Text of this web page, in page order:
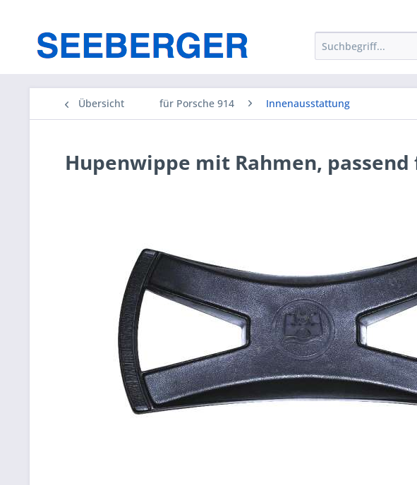
Übersicht für Porsche 914 Innenausstattung
Hupenwippe mit Rahmen, passend